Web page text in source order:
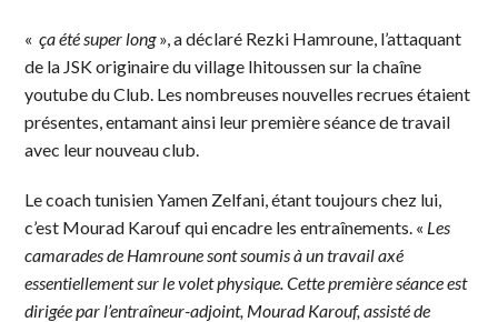
« ça été super long», a déclaré Rezki Hamroune, l’attaquant
de la JSK originaire du village Ihitoussen sur la chaîne
youtube du Club. Les nombreuses nouvelles recrues étaient
présentes, entamant ainsi leur première séance de travail
avec leur nouveau club.
Le coach tunisien Yamen Zelfani, étant toujours chez lui,
c’est Mourad Karouf qui encadre les entraînements. « Les
camarades de Hamroune sont soumis à un travail axé
essentiellement sur le volet physique. Cette première séance est
dirigée par l’entraîneur-adjoint, Mourad Karouf, assisté de